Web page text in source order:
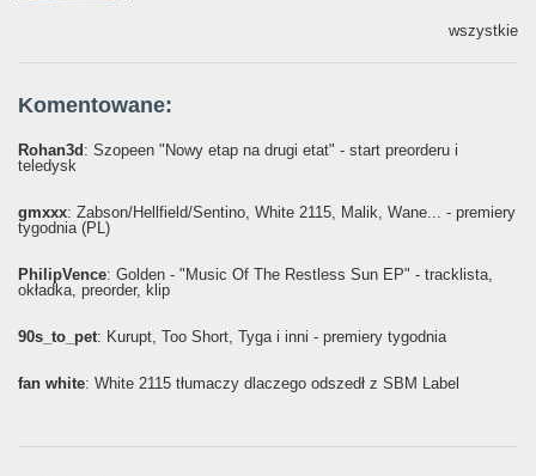
wszystkie
Komentowane:
Rohan3d : Szopeen "Nowy etap na drugi etat" - start preorderu i
teledysk
gmxxx: Żabson/Hellfield/Sentino, White 2115, Malik, Wane... - premiery
tygodnia (PL)
PhilipVence: Golden - "Music Of The Restless Sun EP" - tracklista,
okładka, preorder, klip
90s_to_pet: Kurupt, Too Short, Tyga i inni - premiery tygodnia
fan white: White 2115 tłumaczy dlaczego odszedł z SBM Label